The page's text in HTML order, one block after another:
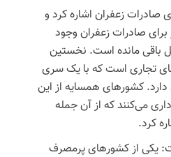
زعفران اشاره کرد و
برای صادرات زعفران وجود
باقی مانده است. نخستین
تجاری است که با یک سری
کشورهای همسایه از این
می‌کنند که از آن جمله
کرد.
یکی از کشورهای پرمصرف